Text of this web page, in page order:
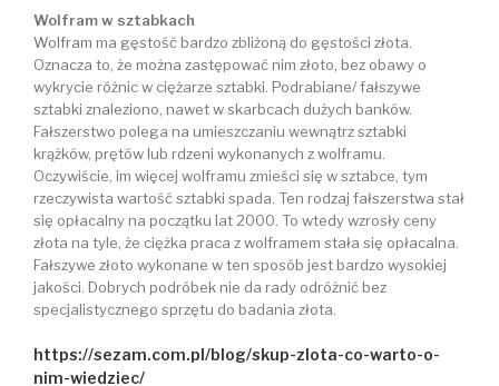
Wolfram w sztabkach
Wolfram ma gęstość bardzo zbliżoną do gęstości złota.
Oznacza to, że można zastępować nim złoto, bez obawy o
wykrycie różnic w ciężarze sztabki. Podrabiane/ fałszywe
sztabki znaleziono, nawet w skarbcach dużych banków.
Fałszerstwo polega na umieszczaniu wewnątrz sztabki
krążków, prętów lub rdzeni wykonanych z wolframu.
Oczywiście, im więcej wolframu zmieści się w sztabce, tym
rzeczywista wartość sztabki spada. Ten rodzaj fałszerstwa stał
się opłacalny na początku lat 2000. To wtedy wzrosły ceny
złota na tyle, że ciężka praca z wolframem stała się opłacalna.
Fałszywe złoto wykonane w ten sposób jest bardzo wysokiej
jakości. Dobrych podróbek nie da rady odróżnić bez
specjalistycznego sprzętu do badania złota.
https://sezam.com.pl/blog/skup-zlota-co-warto-o-
nim-wiedziec/